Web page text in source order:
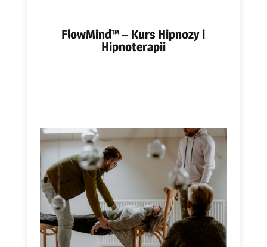
FlowMind™ – Kurs Hipnozy i
Hipnoterapii